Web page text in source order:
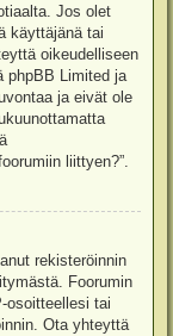
Jos olet
käyttäjänä tai
oikeudelliseen
phpBB Limited ja
ja eivät ole
liittyen?”.
rekisteröinnin
Foorumin
osoitteellesi tai
Ota yhteyttä